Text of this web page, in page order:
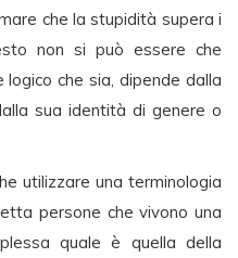
che la stupidità supera i
non si può essere che
logico che sia, dipende dalla
sua identità di genere o
utilizzare una terminologia
persone che vivono una
quale è quella della